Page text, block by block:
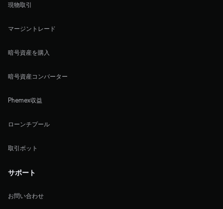
現物取引
マージントレード
暗号資産を購入
暗号資産コンバーター
Phemex収益
ローンチプール
取引ボット
サポート
お問い合わせ